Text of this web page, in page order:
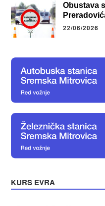
Obustava
22/06/2026
KURS EVRA